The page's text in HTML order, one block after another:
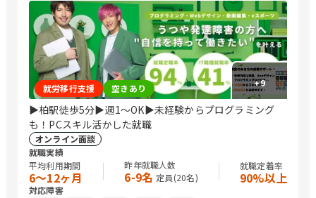
+9
就労移行支援 空きあり
▶柏駅徒歩5分▶週1～OK▶未経験からプログラミング
も！PCスキル活かした就職
オンライン面談
就職実績
平均利用期間
6〜12ヶ月
昨年就職人数
6-9名 定員(20名)
就職定着率
90%以上
対応障害